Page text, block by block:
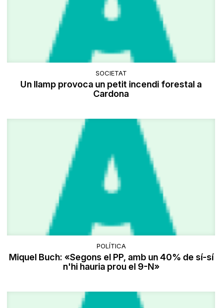
SOCIETAT
Un llamp provoca un petit incendi forestal a
Cardona
POLÍTICA
Miquel Buch: «Segons el PP, amb un 40% de sí-sí
n'hi hauria prou el 9-N»